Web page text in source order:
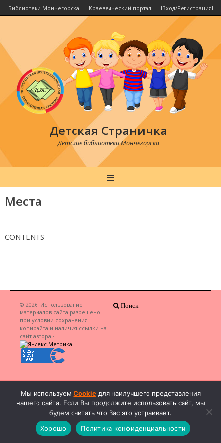
Библиотеки Мончегорска Краеведческий портал IВход/РегистрацияI
Детская Страничка
Детские библиотеки Мончегорска
MENU
Места
CONTENTS
© 2026 Использование
материалов сайта разрешено
при условии сохранения
копирайта и наличия ссылки на
сайт автора ·
Поиск
Мы используем Cookieдля наилучшего представления
нашего сайта. Если Вы продолжите использовать сайт, мы
будем считать что Вас это устраивает.
Хорошо
Политика конфиденциальности